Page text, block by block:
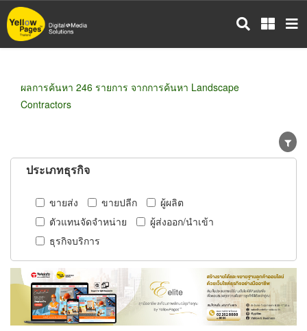
ข้าม
ไป
ผลการค้นหา 246 รายการ จากการค้นหา Landscape
Contractors
ประเภทธุรกิจ
ขายส่ง ขายปลีก
ผู้ผลิต
ตัวแทนจัดจำหน่าย
ผู้ส่งออก/นำเข้า
ธุรกิจบริการ